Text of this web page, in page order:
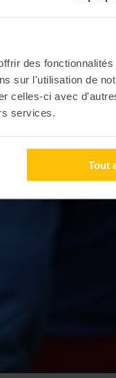
des
sur l'utilisation de
celles-ci avec
services.
Tout